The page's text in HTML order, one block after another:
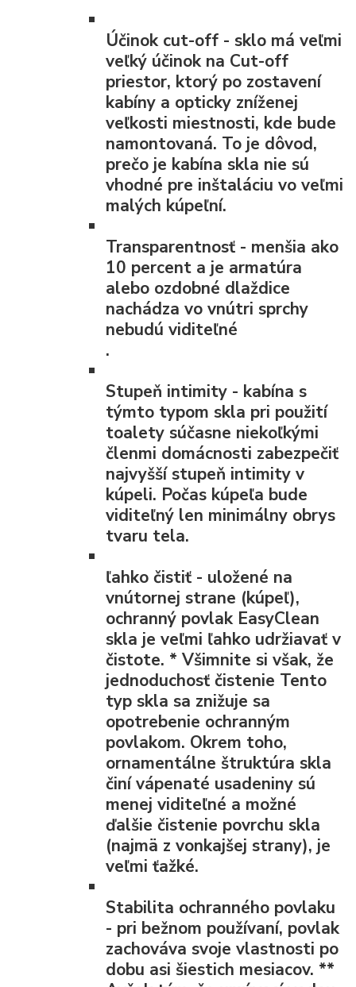
Účinok cut-off - sklo má veľmi
veľký účinok na Cut-off
priestor, ktorý po zostavení
kabíny a opticky zníženej
veľkosti miestnosti, kde bude
namontovaná. To je dôvod,
prečo je kabína skla nie sú
vhodné pre inštaláciu vo veľmi
malých kúpeľní.
Transparentnosť - menšia ako
10 percent a je armatúra
alebo ozdobné dlaždice
nachádza vo vnútri sprchy
nebudú viditeľné
.
Stupeň intimity - kabína s
týmto typom skla pri použití
toalety súčasne niekoľkými
členmi domácnosti zabezpečiť
najvyšší stupeň intimity v
kúpeli. Počas kúpeľa bude
viditeľný len minimálny obrys
tvaru tela.
ľahko čistiť - uložené na
vnútornej strane (kúpeľ),
ochranný povlak EasyClean
skla je veľmi ľahko udržiavať v
čistote. *Všimnite si však, že
jednoduchosť čistenie Tento
typ skla sa znižuje sa
opotrebenie ochranným
povlakom. Okrem toho,
ornamentálne štruktúra skla
činí vápenaté usadeniny sú
menej viditeľné a možné
ďalšie čistenie povrchu skla
(najmä z vonkajšej strany), je
veľmi ťažké.
Stabilita ochranného povlaku
- pri bežnom používaní, povlak
zachováva svoje vlastnosti po
dobu asi šiestich mesiacov. **